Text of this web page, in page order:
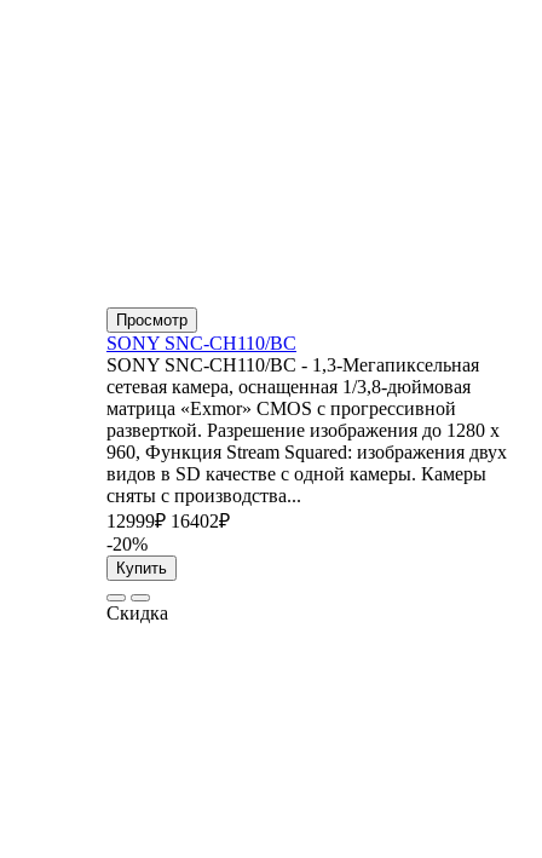
Просмотр
SONY SNC-CH110/BC
SONY SNC-CH110/BC - 1,3-Мегапиксельная
сетевая камера, оснащенная 1/3,8-дюймовая
матрица «Exmor» CMOS с прогрессивной
разверткой. Разрешение изображения до 1280 x
960, Функция Stream Squared: изображения двух
видов в SD качестве с одной камеры. Камеры
сняты с производства...
12999₽ 16402₽
-20%
Купить
Скидка